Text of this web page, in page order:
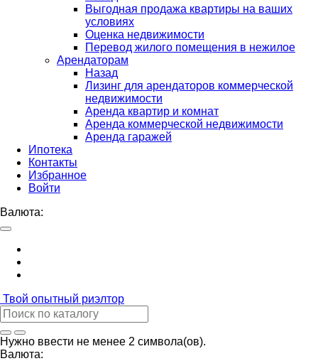
Выгодная продажа квартиры на ваших
условиях
Оценка недвижимости
Перевод жилого помещения в нежилое
Арендаторам
Назад
Лизинг для арендаторов коммерческой
недвижимости
Аренда квартир и комнат
Аренда коммерческой недвижимости
Аренда гаражей
Ипотека
Контакты
Избранное
Войти
Валюта:
Твой опытный риэлтор
Нужно ввести не менее 2 символа(ов).
Валюта: